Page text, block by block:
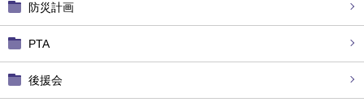
防災計画
PTA
後援会